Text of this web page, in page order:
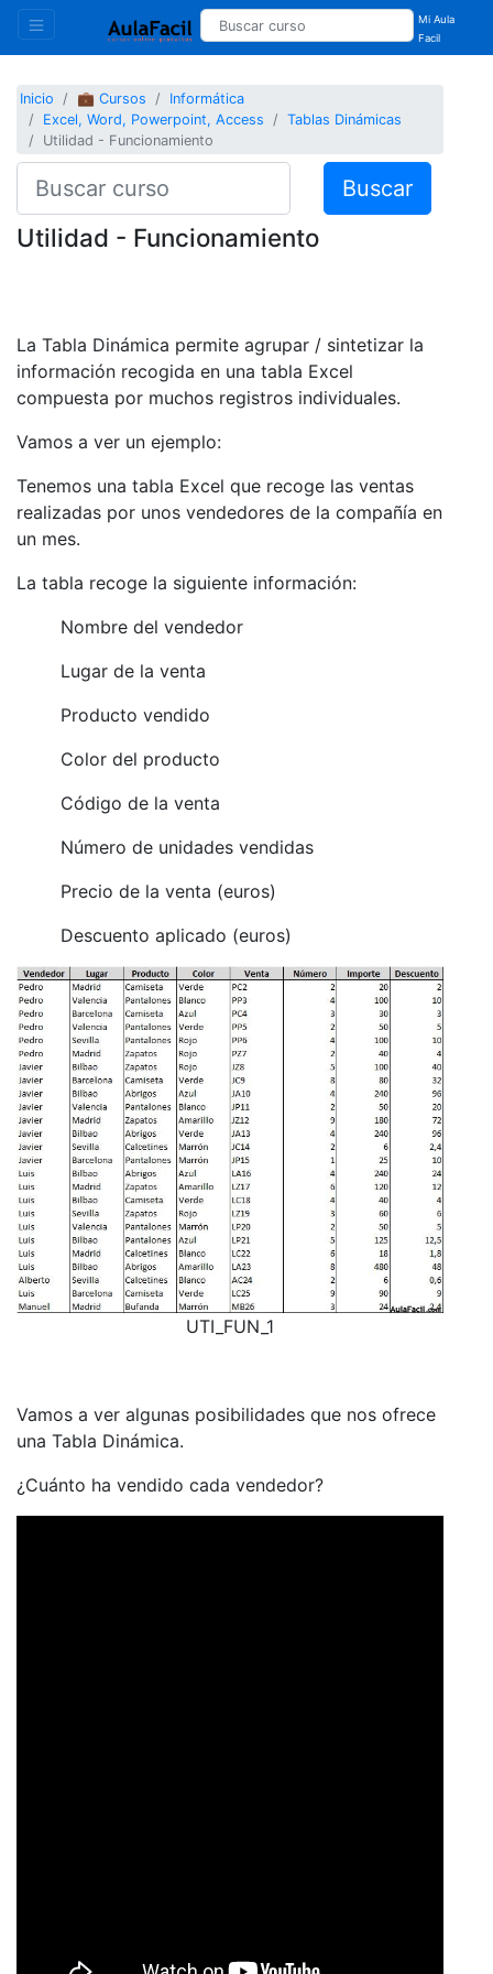
Mi Aula
Facil
Inicio 💼 Cursos
Informática
Excel, Word, Powerpoint, Access
Tablas Dinámicas
Utilidad - Funcionamiento
Buscar
Utilidad - Funcionamiento
La Tabla Dinámica permite agrupar / sintetizar la
información recogida en una tabla Excel
compuesta por muchos registros individuales.
Vamos a ver un ejemplo:
Tenemos una tabla Excel que recoge las ventas
realizadas por unos vendedores de la compañía en
un mes.
La tabla recoge la siguiente información:
Nombre del vendedor
Lugar de la venta
Producto vendido
Color del producto
Código de la venta
Número de unidades vendidas
Precio de la venta (euros)
Descuento aplicado (euros)
UTI_FUN_1
Vamos a ver algunas posibilidades que nos ofrece
una Tabla Dinámica.
¿Cuánto ha vendido cada vendedor?